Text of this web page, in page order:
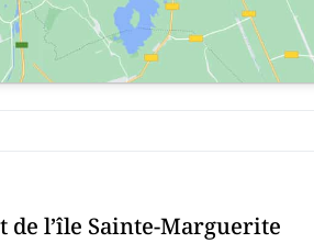
l’île Sainte-Marguerite